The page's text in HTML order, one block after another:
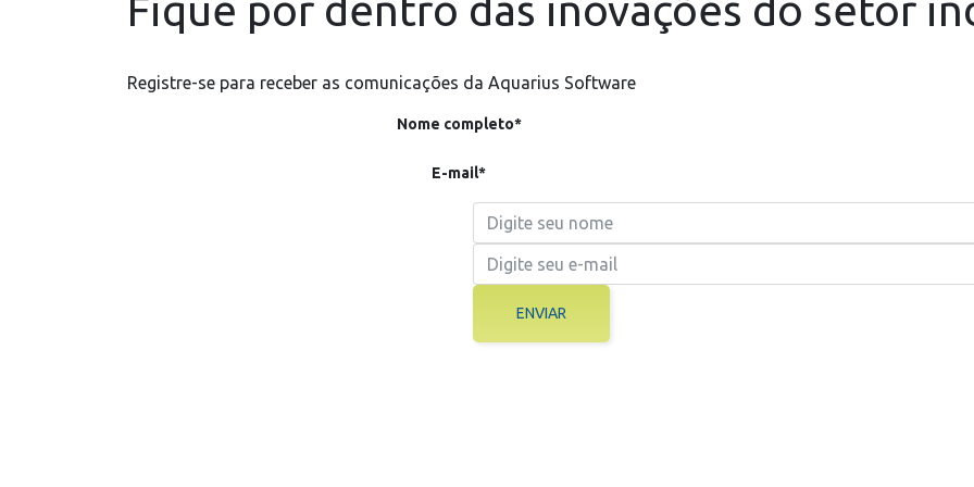
Fique por dentro das inovações do setor
Registre-se para receber as comunicações da Aquarius Software
Nome completo*
E-mail*
ENVIAR